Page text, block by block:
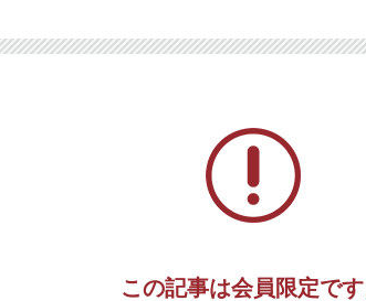
この記事は会員限定です